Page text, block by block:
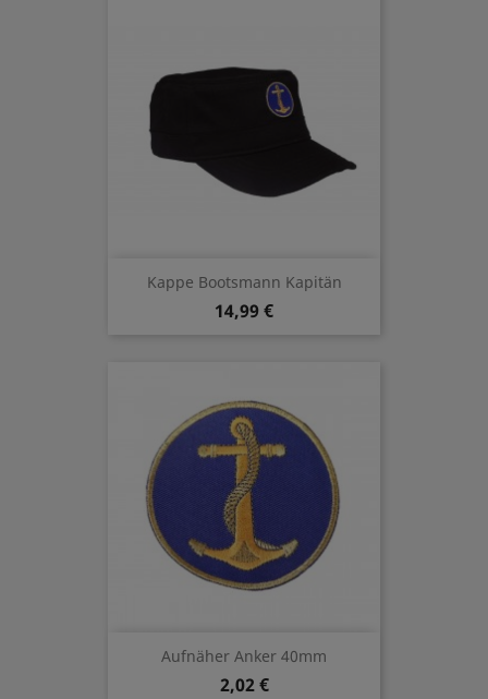
Kappe Bootsmann Kapitän
14,99 €
Aufnäher Anker 40mm
2,02 €